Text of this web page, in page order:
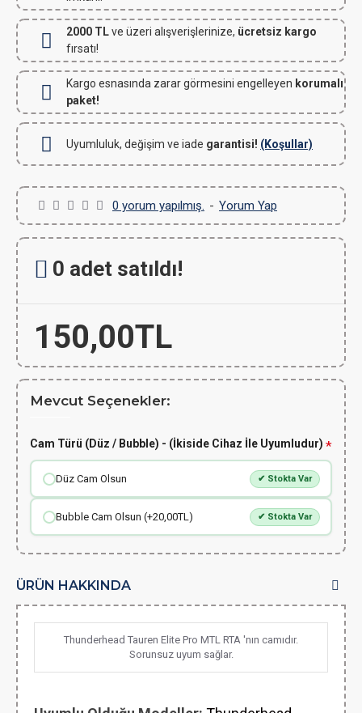
2000 TLve üzeri alışverişlerinize, ücretsiz kargo
fırsatı!
Kargo esnasında zarar görmesini engelleyen korumalı
paket!
Uyumluluk, değişim ve iade garantisi! (Koşullar)
0 yorum yapılmış. - Yorum Yap
150,00TL
0 adet satıldı!
Mevcut Seçenekler:
Cam Türü (Düz / Bubble) - (İkiside Cihaz İle Uyumludur)
Düz Cam Olsun ✔ Stokta Var
Bubble Cam Olsun (+20,00TL) ✔ Stokta Var
ÜRÜN HAKKINDA
Thunderhead Tauren Elite Pro MTL RTA 'nın camıdır.
Sorunsuz uyum sağlar.